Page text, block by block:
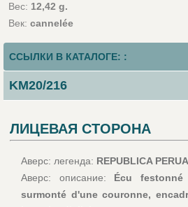
Вес: 12,42 g.
Век: cannelée
ССЫЛКИ В КАТАЛОГЕ: :
KM20/216
ЛИЦЕВАЯ СТОРОНА
Аверс: легенда: REPUBLICA
Аверс: описание: Écu
surmonté d'une couronne,